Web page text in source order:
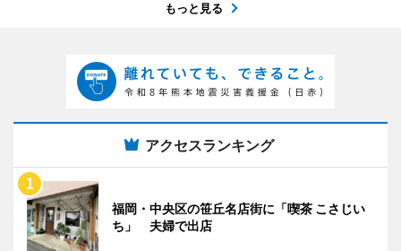
もっと見る
アクセスランキング
福岡・中央区の笹丘名店街に「喫茶 こさじい
ち」 夫婦で出店